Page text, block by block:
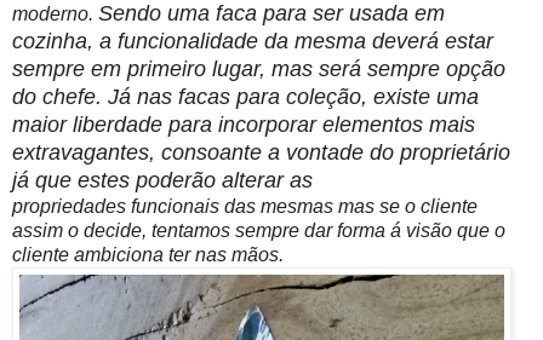
moderno. Sendo uma faca para ser usada em
cozinha, a funcionalidade da mesma deverá estar
sempre em primeiro lugar, mas será sempre opção
do chefe. Já nas facas para coleção, existe uma
maior liberdade para incorporar elementos mais
extravagantes, consoante a vontade do proprietário
já que estes poderão alterar as
propriedades funcionais das mesmas mas se o cliente
assim o decide, tentamos sempre dar forma á visão que o
cliente ambiciona ter nas mãos.